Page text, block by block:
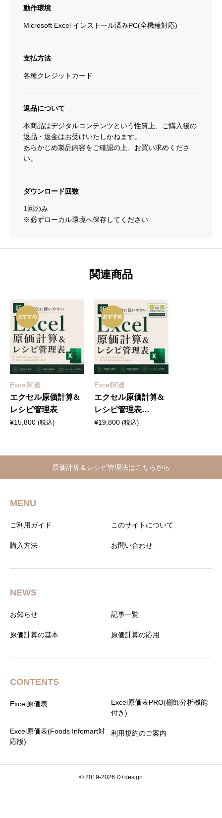
【棚
機
能
動作環境
Microsoft Excel インストール済みPC(全機種対応)
支払方法
各種クレジットカード
返品について
本商品はデジタルコンテンツという性質上、ご購入後の
返品・返金はお受けいたしかねます。
あらかじめ製品内容をご確認の上、お買い求めくださ
い。
ダウンロード回数
1回のみ
※必ずローカル環境へ保存してください
関連商品
Excel関連
エクセル原価計算&
レシピ管理表
¥15,800 (税込)
おすすめ
Excel関連
エクセル原価計算&
レシピ管理表
【Foods Infomart対
¥19,800 (税込)
おすすめ
原価計算＆レシピ管理法はこちらから
MENU
ご利用ガイド このサイトについて
購入方法 お問い合わせ
NEWS
お知らせ 記事一覧
原価計算の基本 原価計算の応用
CONTENTS
Excel原価表
Excel原価表PRO(棚卸分析機能
付き)
Excel原価表(Foods Infomart対
応版)
利用規約のご案内
© 2019-2026 D+design